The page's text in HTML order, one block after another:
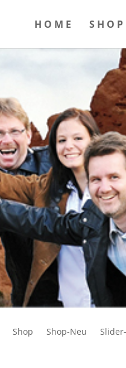
HOME SHOP
Shop Shop-Neu